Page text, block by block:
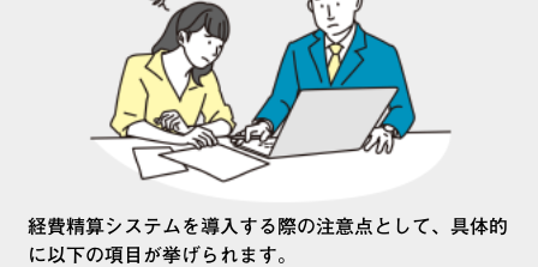
経費精算システムを導入する際の注意点として、具体的
に以下の項目が挙げられます。